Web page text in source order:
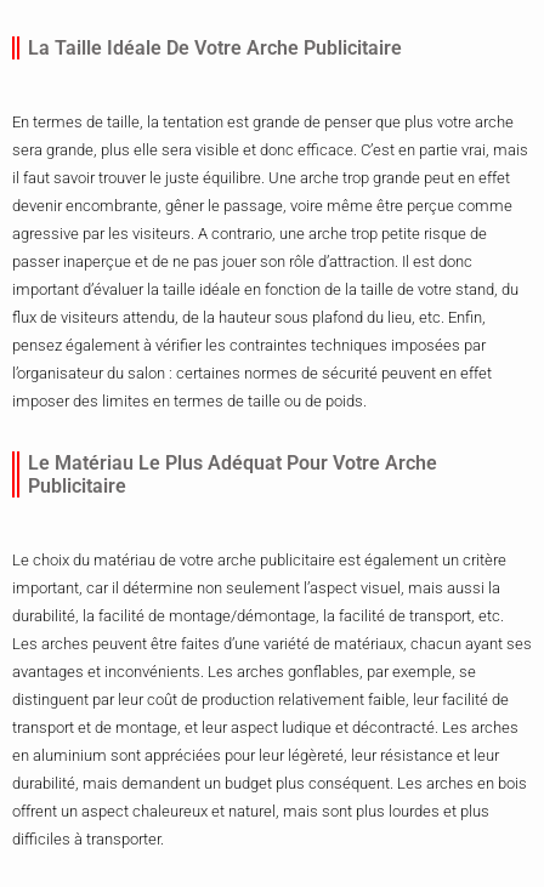
La Taille Idéale De Votre Arche Publicitaire
En termes de taille, la tentation est grande de penser que plus votre arche
sera grande, plus elle sera visible et donc efficace. C’est en partie vrai, mais
il faut savoir trouver le juste équilibre. Une arche trop grande peut en effet
devenir encombrante, gêner le passage, voire même être perçue comme
agressive par les visiteurs. A contrario, une arche trop petite risque de
passer inaperçue et de ne pas jouer son rôle d’attraction. Il est donc
important d’évaluer la taille idéale en fonction de la taille de votre stand, du
flux de visiteurs attendu, de la hauteur sous plafond du lieu, etc. Enfin,
pensez également à vérifier les contraintes techniques imposées par
l’organisateur du salon : certaines normes de sécurité peuvent en effet
imposer des limites en termes de taille ou de poids.
Le Matériau Le Plus Adéquat Pour Votre Arche
Publicitaire
Le choix du matériau de votre arche publicitaire est également un critère
important, car il détermine non seulement l’aspect visuel, mais aussi la
durabilité, la facilité de montage/démontage, la facilité de transport, etc.
Les arches peuvent être faites d’une variété de matériaux, chacun ayant ses
avantages et inconvénients. Les arches gonflables, par exemple, se
distinguent par leur coût de production relativement faible, leur facilité de
transport et de montage, et leur aspect ludique et décontracté. Les arches
en aluminium sont appréciées pour leur légèreté, leur résistance et leur
durabilité, mais demandent un budget plus conséquent. Les arches en bois
offrent un aspect chaleureux et naturel, mais sont plus lourdes et plus
difficiles à transporter.